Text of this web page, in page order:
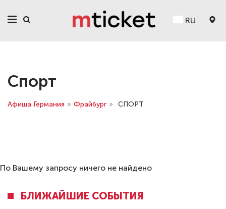
RU
Спорт
Афиша Германия » Фрайбург » СПОРТ
По Вашему запросу ничего не найдено
БЛИЖАЙШИЕ СОБЫТИЯ